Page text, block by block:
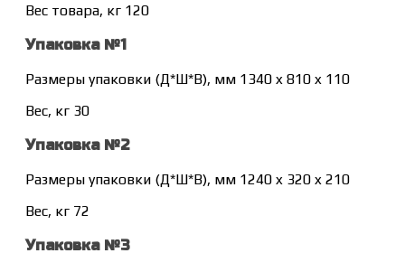
Вес товара, кг 120
Упаковка №1
Размеры упаковки (Д*Ш*В), мм 1340 x 810 x 110
Вес, кг 30
Упаковка №2
Размеры упаковки (Д*Ш*В), мм 1240 x 320 x 210
Вес, кг 72
Упаковка №3